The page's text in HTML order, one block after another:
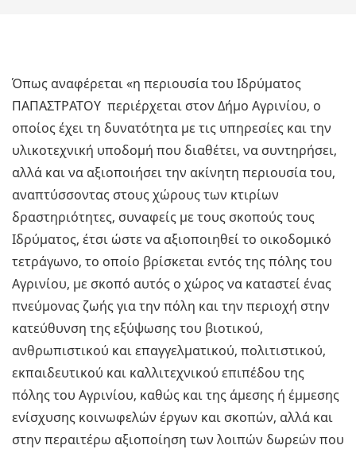
Όπως αναφέρεται «η περιουσία του Ιδρύματος
ΠΑΠΑΣΤΡΑΤΟΥ περιέρχεται στον Δήμο Αγρινίου, ο
οποίος έχει τη δυνατότητα με τις υπηρεσίες και την
υλικοτεχνική υποδομή που διαθέτει, να συντηρήσει,
αλλά και να αξιοποιήσει την ακίνητη περιουσία του,
αναπτύσσοντας στους χώρους των κτιρίων
δραστηριότητες, συναφείς με τους σκοπούς τους
Ιδρύματος, έτσι ώστε να αξιοποιηθεί το οικοδομικό
τετράγωνο, το οποίο βρίσκεται εντός της πόλης του
Αγρινίου, με σκοπό αυτός ο χώρος να καταστεί ένας
πνεύμονας ζωής για την πόλη και την περιοχή στην
κατεύθυνση της εξύψωσης του βιοτικού,
ανθρωπιστικού και επαγγελματικού, πολιτιστικού,
εκπαιδευτικού και καλλιτεχνικού επιπέδου της
πόλης του Αγρινίου, καθώς και της άμεσης ή έμμεσης
ενίσχυσης κοινωφελών έργων και σκοπών, αλλά και
στην περαιτέρω αξιοποίηση των λοιπών δωρεών που